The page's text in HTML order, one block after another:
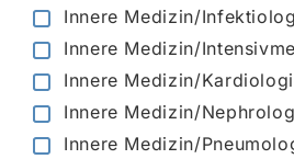
Innere Medizin/
Innere Medizin/
Innere Medizin/
Innere Medizin/
Innere Medizin/